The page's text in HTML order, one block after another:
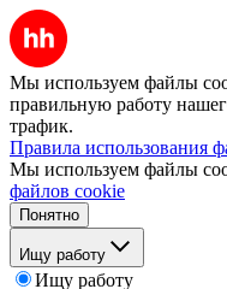
Мы используем файлы
правильную работу
трафик.
Правила использования
Мы используем файлы
файлов cookie
Понятно
Ищу работу
Ищу работу